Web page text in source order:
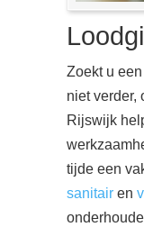
Zoekt u
niet verder,
Rijswijk
tijde een
sanitair en